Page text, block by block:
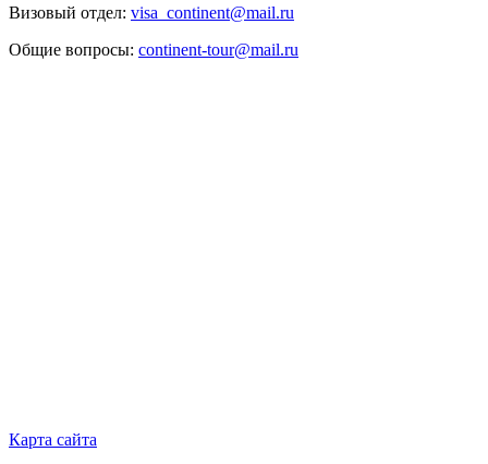
Визовый отдел: visa_continent@mail.ru
Общие вопросы: continent-tour@mail.ru
Карта сайта